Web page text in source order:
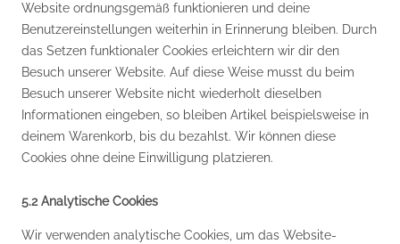
Website ordnungsgemäß funktionieren und deine
Benutzereinstellungen weiterhin in Erinnerung bleiben. Durch
das Setzen funktionaler Cookies erleichtern wir dir den
Besuch unserer Website. Auf diese Weise musst du beim
Besuch unserer Website nicht wiederholt dieselben
Informationen eingeben, so bleiben Artikel beispielsweise in
deinem Warenkorb, bis du bezahlst. Wir können diese
Cookies ohne deine Einwilligung platzieren.
5.2 Analytische Cookies
Wir verwenden analytische Cookies, um das Website-